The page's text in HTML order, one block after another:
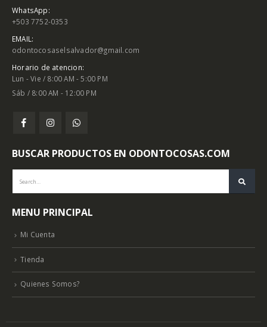
WhatsApp:
+503 7752-0353
EMAIL:
odontocosaselsalvador@gmail.com
Horario de atencion:
Lun - Vie / 8:00 AM - 5:00 PM
Sáb / 8:00 AM - 12:00 PM
BUSCAR PRODUCTOS EN ODONTOCOSAS.COM
MENU PRINCIPAL
Mi Cuenta
Tienda
Quienes Somos?